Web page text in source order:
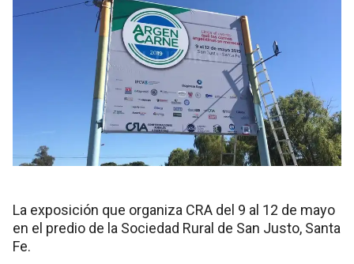
La exposición que organiza CRA del 9 al 12 de mayo
en el predio de la Sociedad Rural de San Justo, Santa
Fe.